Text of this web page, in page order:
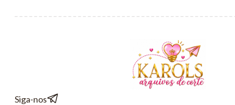
Siga-nos